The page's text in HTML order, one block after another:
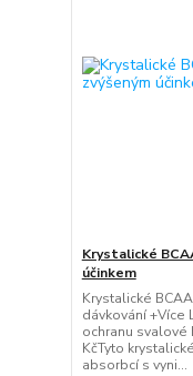
Krystalické
účinkem
Krystalické
dávkování +Více
ochranu svalové
KčTyto
absorbcí s vyni...